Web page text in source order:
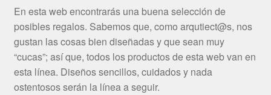
En esta web encontrarás una buena selección de
posibles regalos. Sabemos que, como arqutiect@s, nos
gustan las cosas bien diseñadas y que sean muy
“cucas”; así que, todos los productos de esta web van en
esta línea. Diseños sencillos, cuidados y nada
ostentosos serán la línea a seguir.